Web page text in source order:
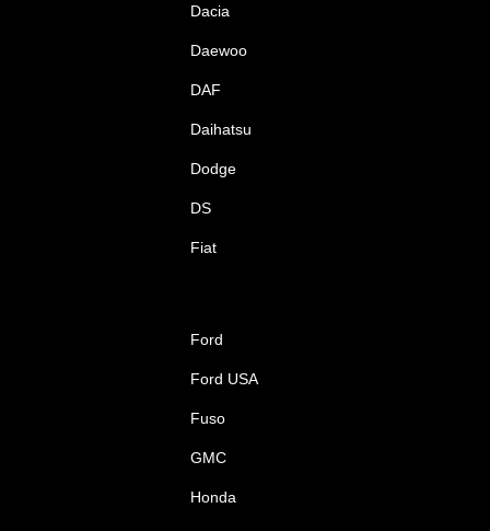
Dacia
Daewoo
DAF
Daihatsu
Dodge
DS
Fiat
Ford
Ford USA
Fuso
GMC
Honda